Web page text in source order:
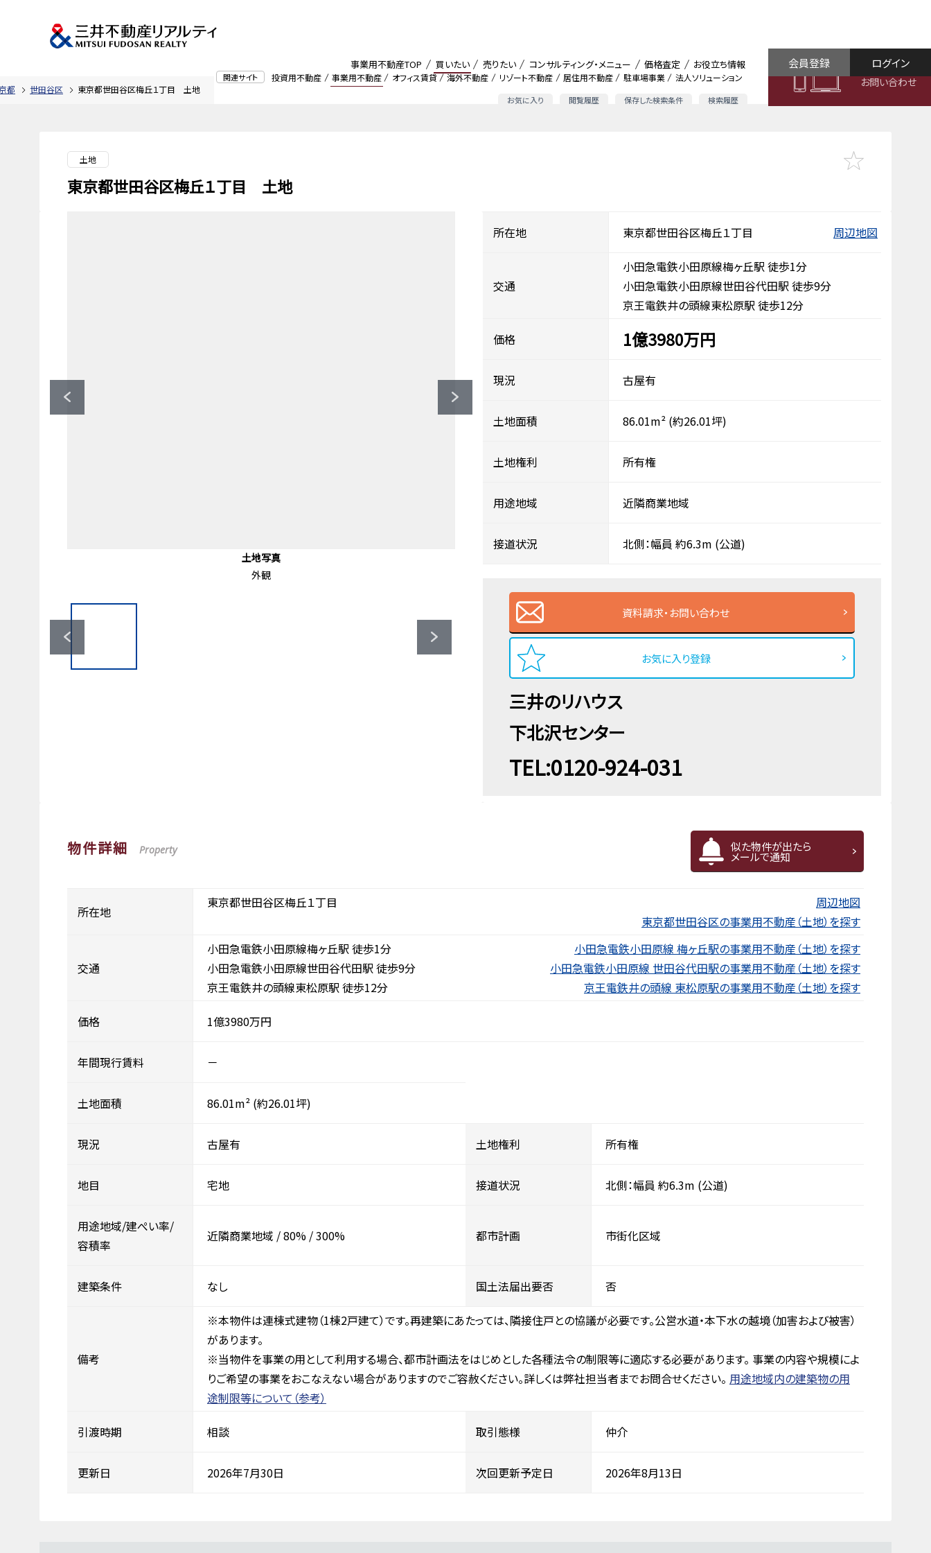
関連サイト 投資用不動産 事業用不動産 オフィス賃貸 海外不動産 リゾート不動産 居住用不動産 駐車場事業 法人ソリューション
お気に入り 閲覧履歴 保存した検索条件 検索履歴
事業用不動産TOP 買いたい 売りたい コンサルティング・メニュー 価格査定 お役立ち情報
お問い合わせ
ログイン
会員登録
都 世田谷区 東京都世田谷区梅丘１丁目 土地
土地
東京都世田谷区梅丘１丁目 土地
地形図
土地写真
外観
前面道路含む外観
共有部分
土地写真
外観
前面道路含む外観
駐車場
土地写真
外観
小田急線梅ヶ丘駅（約80ｍ）
小田急線梅ヶ丘駅
ワイズマート（約110ｍ）
OdakyuOX梅ヶ丘店（約80ｍ）
徒歩1分。
所在地 東京都世田谷区梅丘１丁目 周辺地図
交通
小田急電鉄小田原線梅ヶ丘駅 徒歩1分
小田急電鉄小田原線世田谷代田駅 徒歩9分
京王電鉄井の頭線東松原駅 徒歩12分
価格 1億3980万円
現況 古屋有
土地面積 86.01m² (約26.01坪)
土地権利 所有権
用途地域 近隣商業地域
接道状況 北側：幅員 約6.3m (公道)
資料請求・お問い合わせ
お気に入り登録
三井のリハウス
下北沢センター
TEL:0120-924-031
物件詳細 Property 似た物件が出たら
メールで通知
所在地
東京都世田谷区梅丘１丁目
周辺地図
東京都世田谷区の事業用不動産（土地）を探す
交通
小田急電鉄小田原線梅ヶ丘駅 徒歩1分
小田急電鉄小田原線 梅ヶ丘駅の事業用不動産（土地）を探す
小田急電鉄小田原線世田谷代田駅 徒歩9分
小田急電鉄小田原線 世田谷代田駅の事業用不動産（土地）を探す
京王電鉄井の頭線東松原駅 徒歩12分
京王電鉄井の頭線 東松原駅の事業用不動産（土地）を探す
価格 1億3980万円
年間現行賃料 －
土地面積 86.01m² (約26.01坪)
現況 古屋有 土地権利 所有権
地目 宅地 接道状況 北側：幅員 約6.3m (公道)
用途地域/建ぺい率/
容積率
近隣商業地域 /80% /300% 都市計画 市街化区域
建築条件 なし 国土法届出要否 否
備考
※本物件は連棟式建物（1棟2戸建て）です。再建築にあたっては、隣接住戸との協議が必要です。公営水道・本下水の越境（加害および被害）
があります。
※当物件を事業の用として利用する場合、都市計画法をはじめとした各種法令の制限等に適応する必要があります。 事業の内容や規模によ
りご希望の事業をおこなえない場合がありますのでご容赦ください。詳しくは弊社担当者までお問合せください。 用途地域内の建築物の用
途制限等について（参考）
引渡時期 相談 取引態様 仲介
更新日 2026年7月30日 次回更新予定日 2026年8月13日